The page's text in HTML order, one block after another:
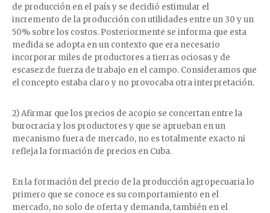
de producción en el país y se decidió estimular el
incremento de la producción con utilidades entre un 30 y un
50% sobre los costos. Posteriormente se informa que esta
medida se adopta en un contexto que era necesario
incorporar miles de productores a tierras ociosas y de
escasez de fuerza de trabajo en el campo. Consideramos que
el concepto estaba claro y no provocaba otra interpretación.
2) Afirmar que los precios de acopio se concertan entre la
burocracia y los productores y que se aprueban en un
mecanismo fuera de mercado, no es totalmente exacto ni
refleja la formación de precios en Cuba.
En la formación del precio de la producción agropecuaria lo
primero que se conoce es su comportamiento en el
mercado, no solo de oferta y demanda, también en el